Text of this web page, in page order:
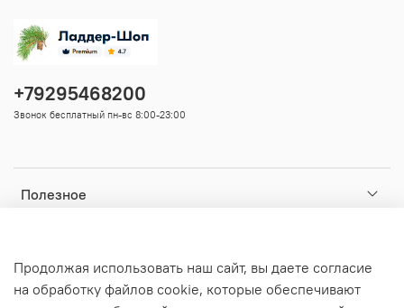
Полезное
Информация
+79295468200
Звонок бесплатный пн-вс 8:00-23:00
Продолжая использовать наш сайт, вы даете согласие
на обработку файлов cookie, которые обеспечивают